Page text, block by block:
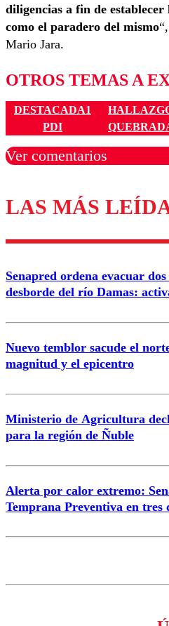
diligencias a fin de
como el paradero del mismo
Mario Jara.
OTROS TEMAS A
DESTACADA1
PDI
Ver comentarios
Los comentarios son
diálogo
Correo
LAS MÁS
Senapred ordena evacuar
desborde del río Damas:
Nuevo temblor sacude el
magnitud y el epicentro
Ministerio de Agricultura
para la región de Ñuble
Alerta por calor extremo:
Temprana Preventiva en tres